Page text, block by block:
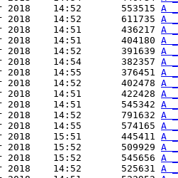
2018    14:52       553515
A
2018    14:52       611735
A
2018    14:51       436217
A
2018    14:51       404180
A
2018    14:52       391639
A
2018    14:54       382357
A
2018    14:55       376451
A
2018    14:52       402478
A
2018    14:51       422428
A
2018    14:51       545342
A
2018    14:52       791632
A
2018    14:55       574165
A
2018    15:51       445411
A
2018    15:52       509929
A
2018    15:52       545656
A
2018    14:52       525631
A